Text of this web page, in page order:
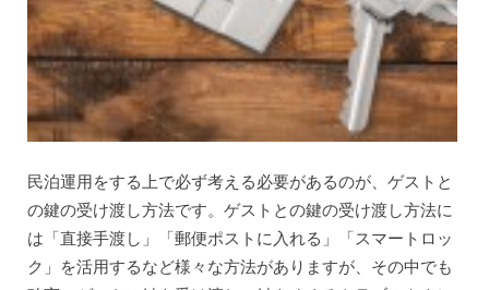
民泊運用をする上で必ず考える必要があるのが、ゲストと
の鍵の受け渡し方法です。ゲストとの鍵の受け渡し方法に
は「直接手渡し」「郵便ポストに入れる」「スマートロッ
ク」を活用するなど様々な方法がありますが、その中でも